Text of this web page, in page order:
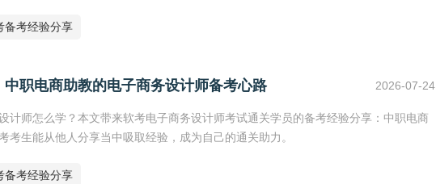
备考经验分享
职电商助教的电子商务设计师备考心路 2026-07-24
计师怎么学？本文带来软考电子商务设计师考试通关学员的备考经验分享：中职电商
生能从他人分享当中吸取经验，成为自己的通关助力。
备考经验分享